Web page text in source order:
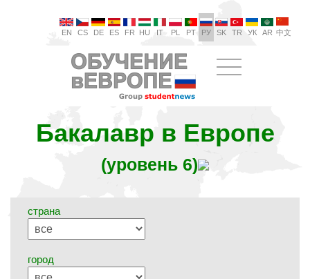
EN CS DE ES FR HU IT PL PT РУ SK TR УК AR 中文
Бакалавр в Европе
(уровень 6)
страна
город